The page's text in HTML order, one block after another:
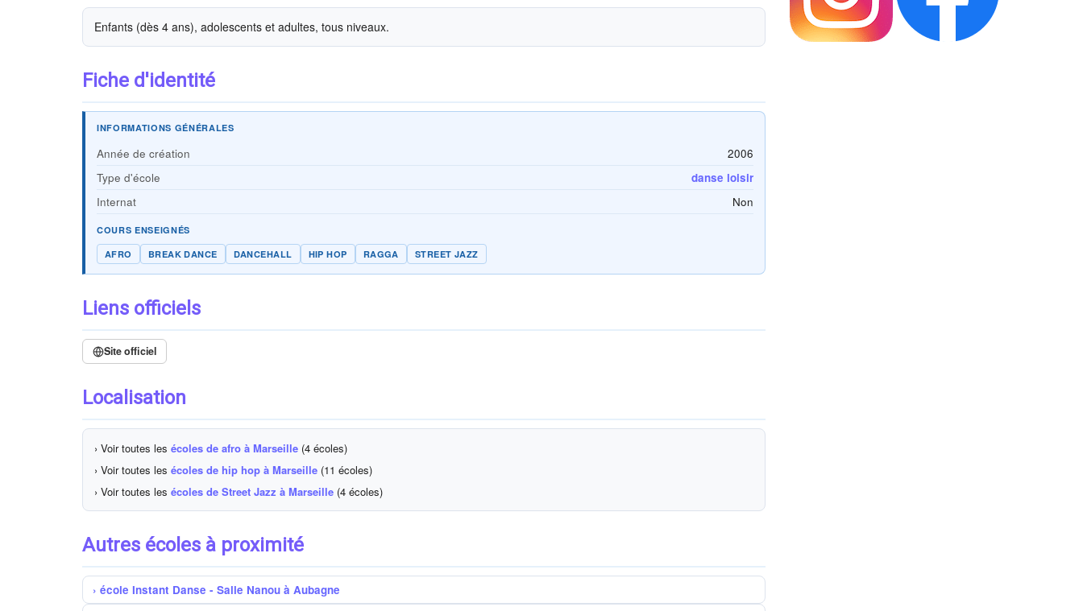
Enfants (dès 4 ans), adolescents et adultes, tous niveaux.
Fiche d'identité
INFORMATIONS GÉNÉRALES
Année de création
2006
Type d'école
danse loisir
Internat
Non
COURS ENSEIGNÉS
AFRO
BREAK DANCE DANCEHALL HIP HOP RAGGA STREET JAZZ
Liens officiels
Site officiel
Localisation
› Voir toutes les écoles de afro à Marseille (4 écoles)
› Voir toutes les écoles de hip hop à Marseille (11 écoles)
› Voir toutes les écoles de Street Jazz à Marseille (4 écoles)
Autres écoles à proximité
école Instant Danse - Salle Nanou à Aubagne